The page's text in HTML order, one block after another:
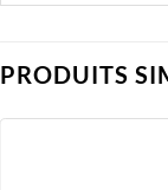
PRODUITS